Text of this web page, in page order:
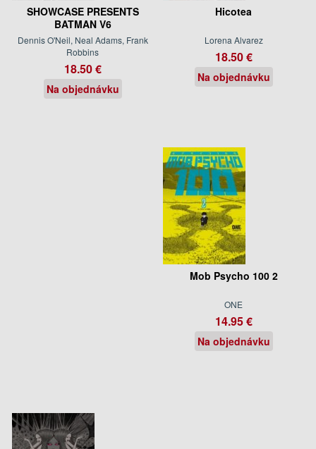
SHOWCASE PRESENTS
BATMAN V6
Dennis O'Neil, Neal Adams, Frank
Robbins
18.50 €
Na objednávku
Hicotea
Lorena Alvarez
18.50 €
Na objednávku
Mob Psycho 100 2
ONE
14.95 €
Na objednávku